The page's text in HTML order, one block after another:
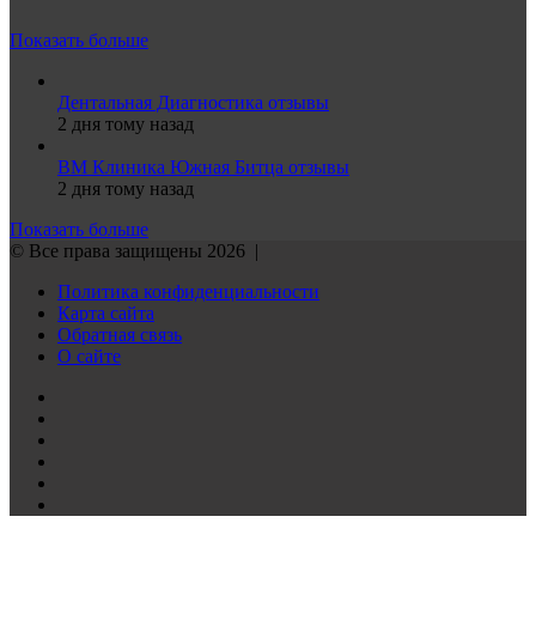
Показать больше
Дентальная Диагностика отзывы
2 дня тому назад
ВМ Клиника Южная Битца отзывы
2 дня тому назад
Показать больше
© Все права защищены 2026 |
Политика конфиденциальности
Карта сайта
Обратная связь
О сайте